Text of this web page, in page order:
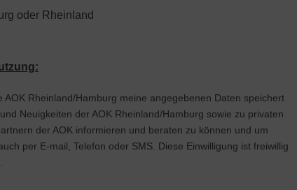
oder Rheinland
meine angegebenen Daten speichert
Neuigkeiten der AOK Rheinland/Hamburg sowie zu privaten
der AOK informieren und beraten zu können und um
per E-mail, Telefon oder SMS. Diese Einwilligung ist freiwillig